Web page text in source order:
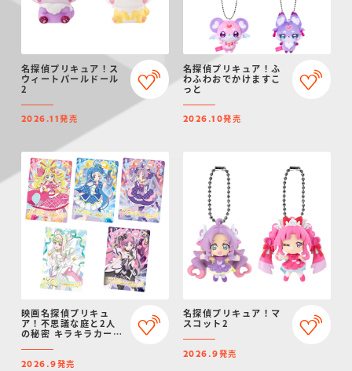
名探偵プリキュア！ス
ウィートパールドール
2
2026.11発売
名探偵プリキュア！ふ
わふわおでかけますこ
っと
2026.10発売
映画名探偵プリキュ
ア！不思議な庭と2人
の秘密 キラキラカード
2026.9発売
名探偵プリキュア！マ
スコット2
2026.9発売